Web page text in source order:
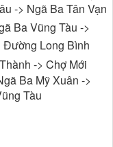
-> Ngã Ba Tân Vạn
Ba Vũng Tàu ->
Đường Long Bình
-> Chợ Mới
Ba Mỹ Xuân ->
Tàu